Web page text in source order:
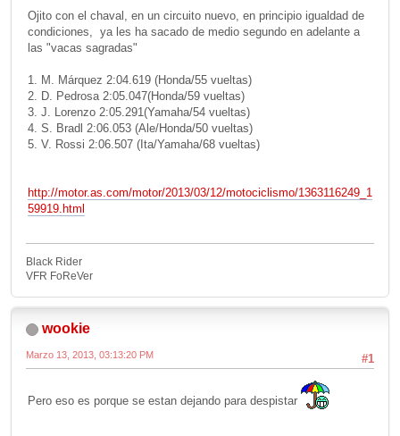
Ojito con el chaval, en un circuito nuevo, en principio igualdad de
condiciones, ya les ha sacado de medio segundo en adelante a
las "vacas sagradas"
1. M. Márquez 2:04.619 (Honda/55 vueltas)
2. D. Pedrosa 2:05.047(Honda/59 vueltas)
3. J. Lorenzo 2:05.291(Yamaha/54 vueltas)
4. S. Bradl 2:06.053 (Ale/Honda/50 vueltas)
5. V. Rossi 2:06.507 (Ita/Yamaha/68 vueltas)
http://motor.as.com/motor/2013/03/12/motociclismo/1363116249_1
59919.html
Black Rider
VFR FoReVer
wookie
#1
Marzo 13, 2013, 03:13:20 PM
Pero eso es porque se estan dejando para despistar